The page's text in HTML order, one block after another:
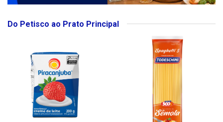
Do Petisco ao Prato Principal